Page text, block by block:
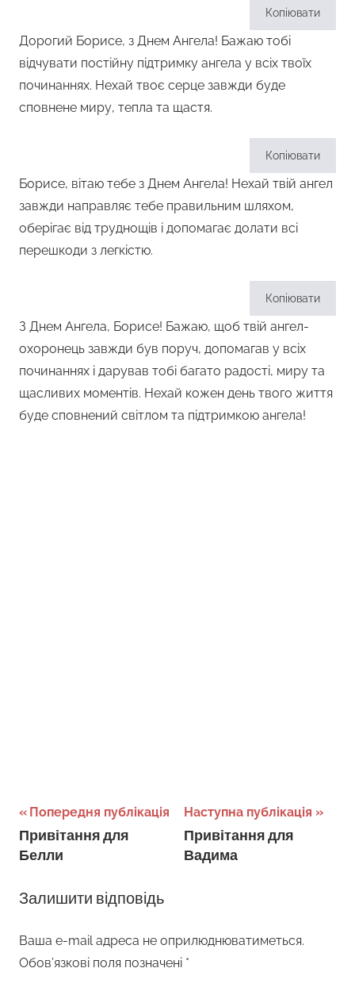
Копіювати
Дорогий Борисе, з Днем Ангела! Бажаю тобі
відчувати постійну підтримку ангела у всіх твоїх
починаннях. Нехай твоє серце завжди буде
сповнене миру, тепла та щастя.
Копіювати
Борисе, вітаю тебе з Днем Ангела! Нехай твій ангел
завжди направляє тебе правильним шляхом,
оберігає від труднощів і допомагає долати всі
перешкоди з легкістю.
Копіювати
З Днем Ангела, Борисе! Бажаю, щоб твій ангел-
охоронець завжди був поруч, допомагав у всіх
починаннях і дарував тобі багато радості, миру та
щасливих моментів. Нехай кожен день твого життя
буде сповнений світлом та підтримкою ангела!
Навігація
записів
Попередня публікація
Привітання для
Белли
Наступна публікація
Привітання для
Вадима
Залишити відповідь
Ваша e-mail адреса не оприлюднюватиметься.
Обов’язкові поля позначені *